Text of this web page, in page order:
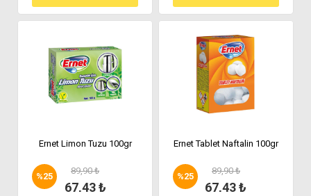
Ernet Limon Tuzu 100gr
%25
89,90 ₺
67,43 ₺
Ernet Tablet Naftalin 100gr
%25
89,90 ₺
67,43 ₺